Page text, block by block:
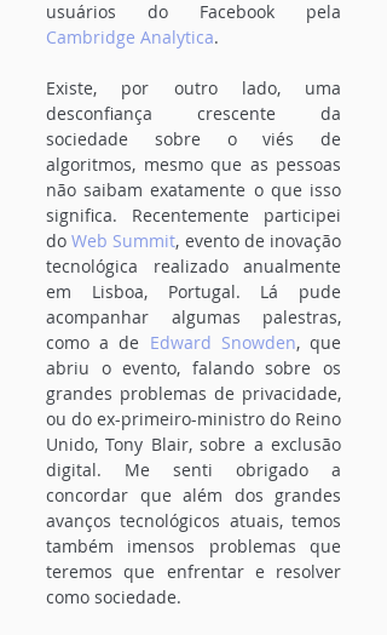
Cambridge Analytica.
Existe, por outro lado, uma
desconfiança crescente da
sociedade sobre o viés de
algoritmos, mesmo que as pessoas
não saibam exatamente o que isso
significa. Recentemente participei
do Web Summit, evento de inovação
tecnológica realizado anualmente
em Lisboa, Portugal. Lá pude
acompanhar algumas palestras,
como a de Edward Snowden, que
abriu o evento, falando sobre os
grandes problemas de privacidade,
ou do ex-primeiro-ministro do Reino
Unido, Tony Blair, sobre a exclusão
digital. Me senti obrigado a
concordar que além dos grandes
avanços tecnológicos atuais, temos
também imensos problemas que
teremos que enfrentar e resolver
como sociedade.